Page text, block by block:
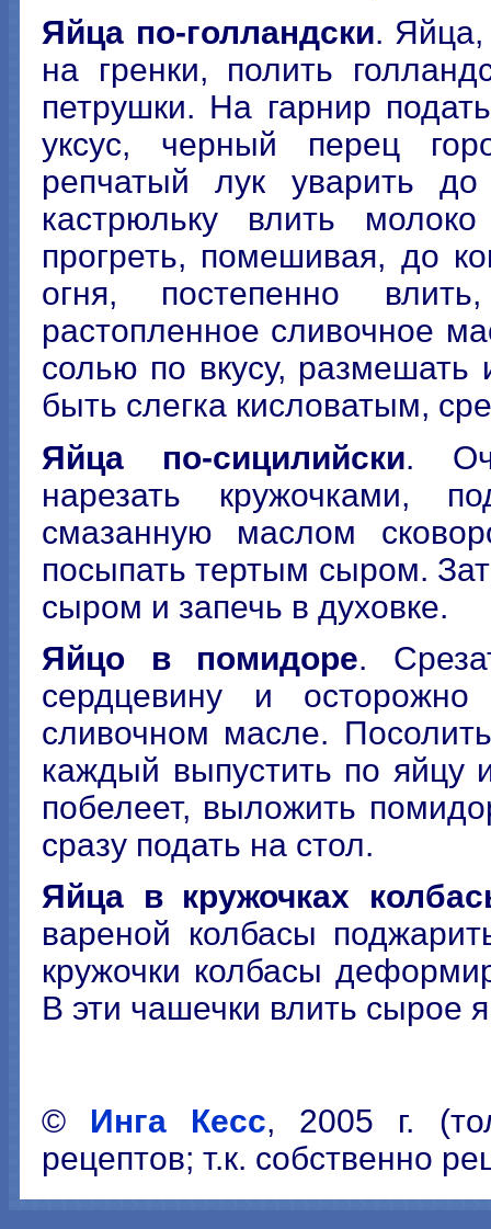
Яйца по-голландски. Яйца,
на гренки, полить
петрушки. На гарнир
уксус, черный перец
репчатый лук уварить
кастрюльку влить
прогреть, помешивая, до
огня, постепенно
растопленное сливочное
солью по вкусу, размешать
быть слегка кисловатым,
Яйца по-сицилийски.
нарезать кружочками,
смазанную маслом
посыпать тертым сыром.
сыром и запечь в духовке.
Яйцо в помидоре.
сердцевину и
сливочном масле.
каждый выпустить по яйцу
побелеет, выложить
сразу подать на стол.
Яйца в кружочках
вареной колбасы
кружочки колбасы
В эти чашечки влить сырое
© Инга Кесс, 2005 г.
рецептов; т.к. собственно